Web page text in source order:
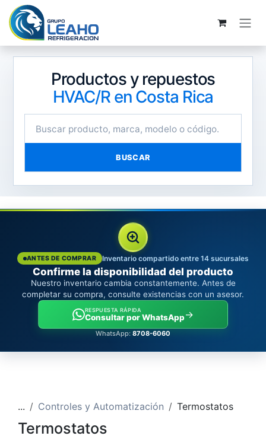
Ir al contenido
Productos y repuestos
HVAC/R en Costa Rica
BUSCAR
ANTES DE COMPRAR Inventario compartido entre 14 sucursales
Confirme la disponibilidad del producto
Nuestro inventario cambia constantemente. Antes de
completar su compra, consulte existencias con un asesor.
RESPUESTA RÁPIDA
Consultar por WhatsApp→
WhatsApp: 8708-6060
... Controles y Automatización Termostatos
Termostatos